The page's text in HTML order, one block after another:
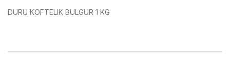
DURU KOFTELIK BULGUR 1 KG